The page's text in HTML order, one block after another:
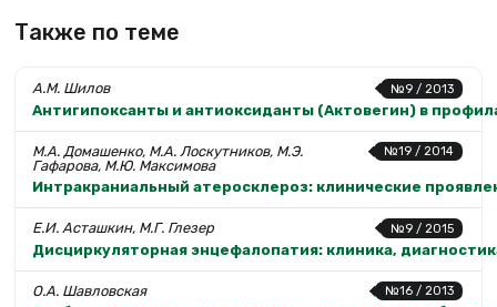
Также по теме
№9 / 2013
А.М. Шилов
Антигипоксанты и антиоксиданты (Актовегин) в
№19 / 2014
М.А. Домашенко, М.А. Лоскутников, М.Э.
Гафарова, М.Ю. Максимова
Интракраниальный атеросклероз: клинические
№9 / 2015
Е.И. Асташкин, М.Г. Глезер
Дисциркуляторная энцефалопатия: клиника,
№16 / 2013
О.А. Шавловская